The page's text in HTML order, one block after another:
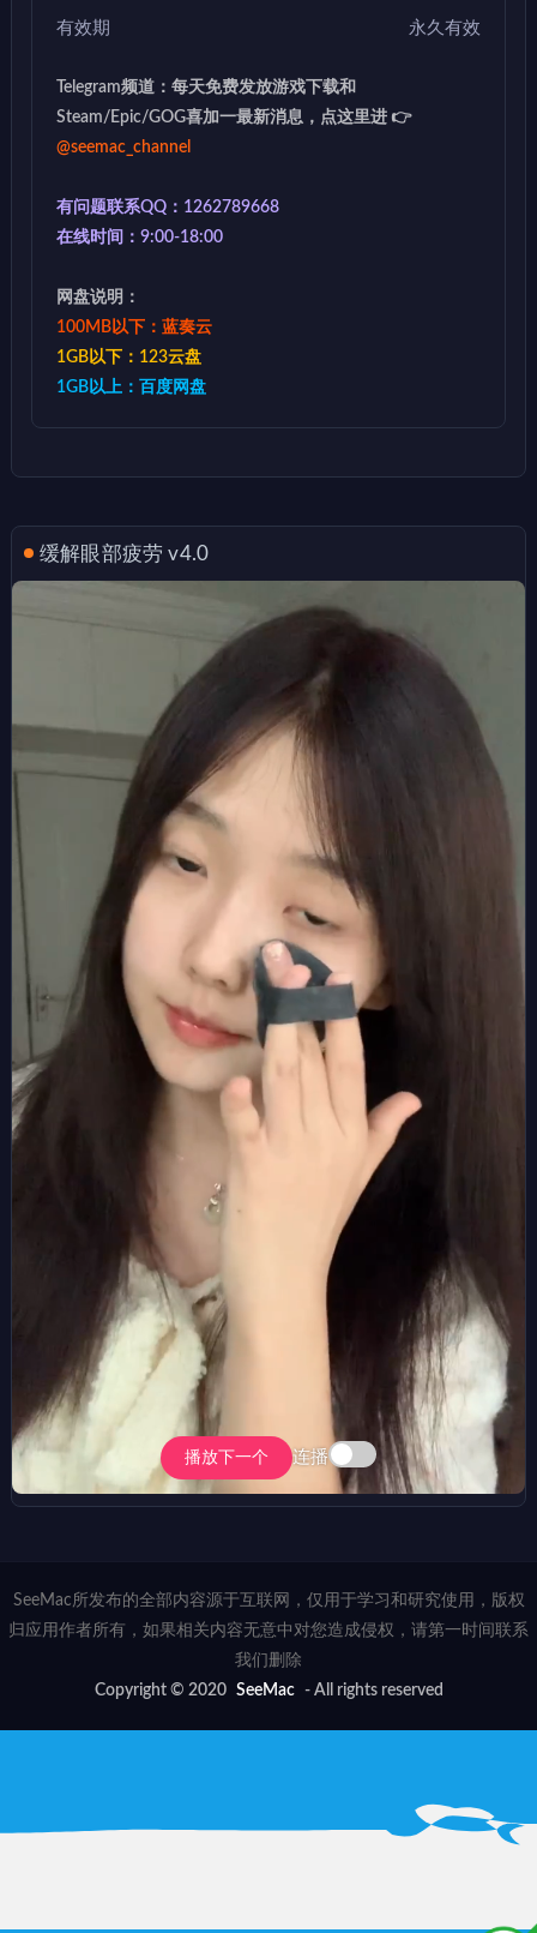
有效期 永久有效
Telegram频道：每天免费发放游戏下载和
Steam/Epic/GOG喜加一最新消息，点这里进 👉
@seemac_channel
有问题联系QQ：1262789668
在线时间：9:00-18:00
网盘说明：
100MB以下：蓝奏云
1GB以下：123云盘
1GB以上：百度网盘
缓解眼部疲劳 v4.0
播放下一个 连播
SeeMac所发布的全部内容源于互联网，仅用于学习和研究使用，版权
归应用作者所有，如果相关内容无意中对您造成侵权，请第一时间联系
我们删除
Copyright © 2020 SeeMac - All rights reserved